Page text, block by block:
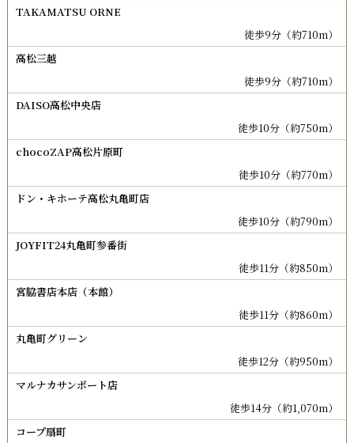
TAKAMATSU ORNE
徒歩9分（約710m）
高松三越
徒歩9分（約710m）
DAISO高松中央店
徒歩10分（約750m）
chocoZAP高松片原町
徒歩10分（約770m）
ドン・キホーテ高松丸亀町店
徒歩10分（約790m）
JOYFIT24丸亀町参番街
徒歩11分（約850m）
宮脇書店本店（本館）
徒歩11分（約860m）
丸亀町グリーン
徒歩12分（約950m）
マルナカサンポート店
徒歩14分（約1,070m）
コープ扇町